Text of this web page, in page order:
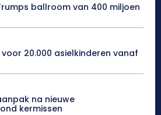
ballroom van 400 miljoen
20.000 asielkinderen vanaf
na nieuwe
kermissen